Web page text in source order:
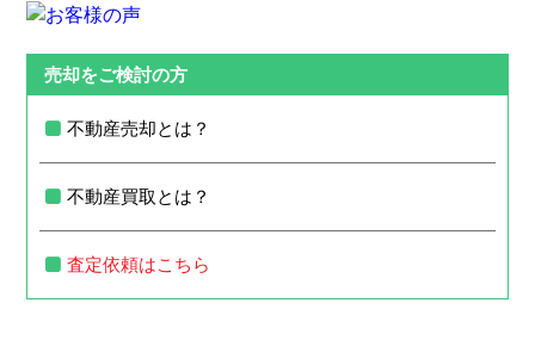
売却をご検討の方
不動産売却とは？
不動産買取とは？
査定依頼はこちら